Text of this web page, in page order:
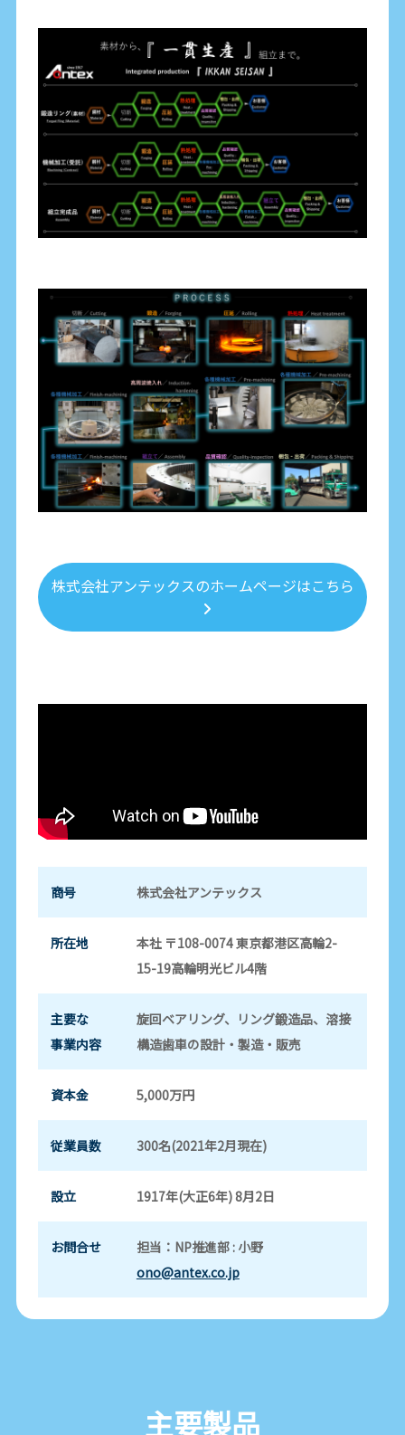
株式会社アンテックスのホームページはこちら
商号 株式会社アンテックス
所在地
本社 〒108-0074 東京都港区高輪2-
15-19高輪明光ビル4階
主要な
事業内容
旋回ベアリング、リング鍛造品、溶接
構造歯車の設計・製造・販売
資本金 5,000万円
従業員数 300名(2021年2月現在)
設立 1917年(大正6年) 8月2日
お問合せ
担当：NP推進部 : 小野
ono@antex.co.jp
主要製品